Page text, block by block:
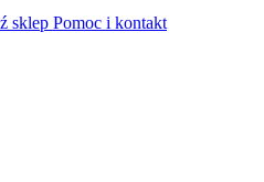
sklep Pomoc i kontakt